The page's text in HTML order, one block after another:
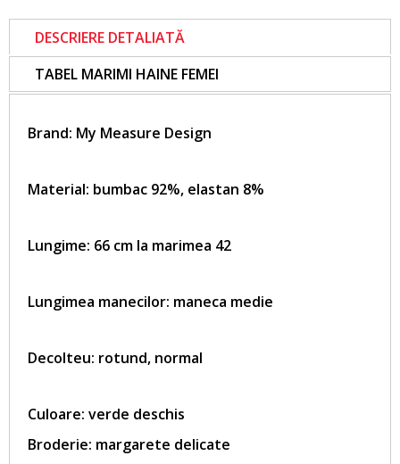
DESCRIERE DETALIATĂ
TABEL MARIMI HAINE FEMEI
Brand: My Measure Design
Material: bumbac 92%, elastan 8%
Lungime: 66 cm la marimea 42
Lungimea manecilor: maneca medie
Decolteu: rotund, normal
Culoare: verde deschis
Broderie: margarete delicate